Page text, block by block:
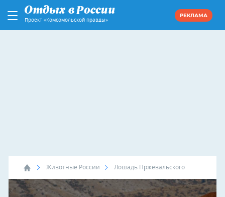
Проект «Комсомольской правды»
РЕКЛАМА
Животные России Лошадь Пржевальского